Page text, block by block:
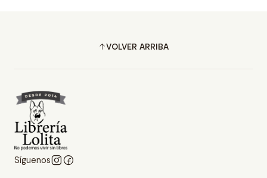
VOLVER ARRIBA
Síguenos